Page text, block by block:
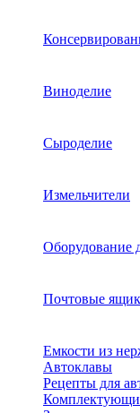
Виноделие
Сыроделие
Измельчители
Оборудование
Почтовые
Емкости из
Автоклавы
Рецепты для